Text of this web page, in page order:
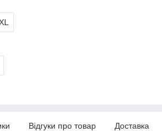
Відгуки про товар Доставка